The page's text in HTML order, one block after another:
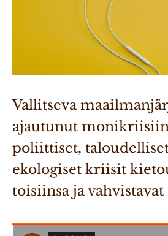
Vallitseva
ajautunut
poliittiset,
ekologiset kriisit
toisiinsa ja vahvistavat